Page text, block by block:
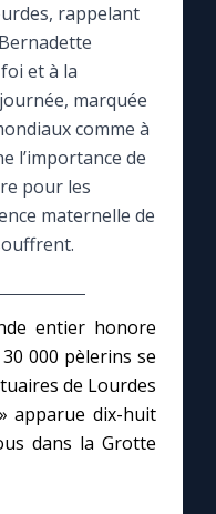
rappelant
et à la
marquée
comme à
l’importance de
pour les
maternelle de
entier honore
000 pèlerins se
de Lourdes
apparue dix-huit
dans la Grotte